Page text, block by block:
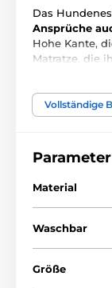
Das
Ansprüche
Hohe Kante,
Matratze, die
Material -
Die
Herrchen.
Vollständige
Parameter
Material
Waschbar
Größe